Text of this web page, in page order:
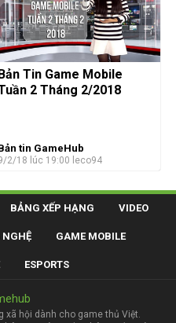
Bản Tin Game Mobile
2 Tháng 2/2018
tin GameHub
2/18 lúc 19:00 leco94
BẢNG XẾP HẠNG VIDEO
NGHỆ GAME MOBILE
ESPORTS
xã hội dành cho game thủ Việt.